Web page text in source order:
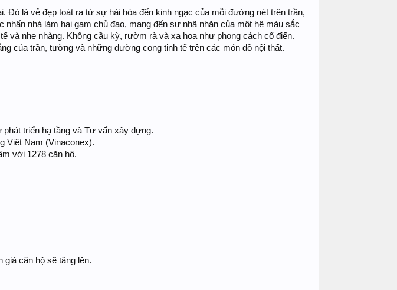
Đó là vẻ đẹp toát ra từ sự hài hòa đến kinh ngạc của mỗi đường nét trên trần,
nhá làm hai gam chủ đạo, mang đến sự nhã nhặn của một hệ màu sắc
và nhẹ nhàng. Không cầu kỳ, rườm rà và xa hoa như phong cách cổ điển.
của trần, tường và những đường cong tinh tế trên các món đồ nội thất.
triển hạ tầng và Tư vấn xây dựng.
Việt Nam (Vinaconex).
với 1278 căn hộ.
giá căn hộ sẽ tăng lên.